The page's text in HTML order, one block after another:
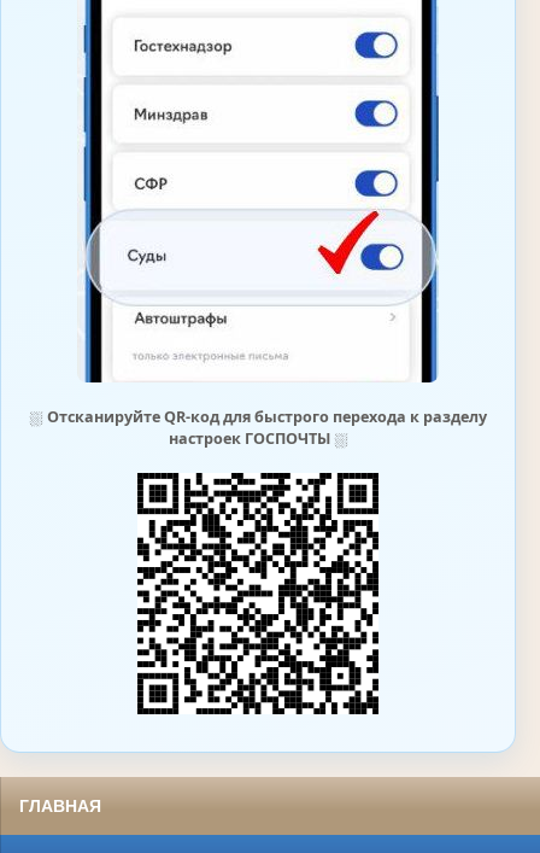
⛆ Отсканируйте QR-код для быстрого перехода к разделу
настроек ГОСПОЧТЫ⛆
ГЛАВНАЯ